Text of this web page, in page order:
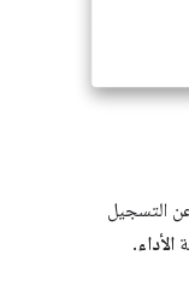
التسجيل
الأداء.